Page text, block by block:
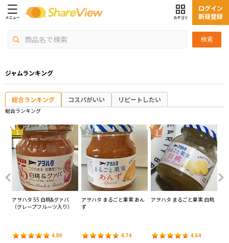
検索
ログイン
新規登録
ジャムランキング
総合ランキング コスパがいい リピートしたい
総合ランキング
1
アヲハタ 55 白桃&グァバ
（グレープフルーツ入り）
4.80
2
アヲハタ まるごと果実 あん
ず
4.74
3
アヲハタ まるごと果実 白桃
4.64